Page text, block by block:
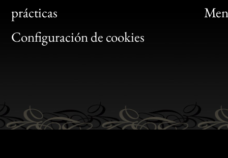
prácticas
Configuración de cookies
Bon